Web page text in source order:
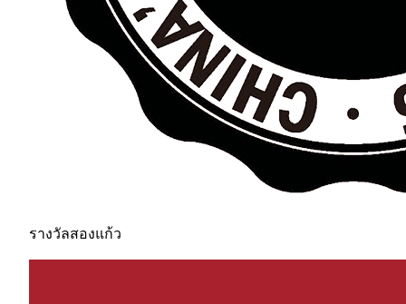
รางวัลสองแก้ว